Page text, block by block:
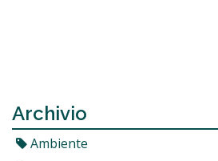
Archivio
Ambiente